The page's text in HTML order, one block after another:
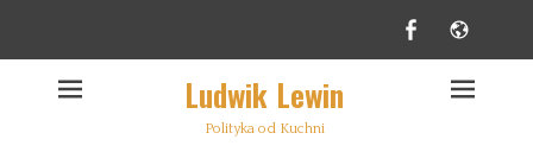
Facebook
Ludwik Lewin
Polityka od Kuchni